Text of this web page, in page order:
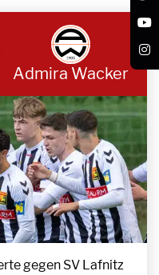
Admira Wacker
gegen SV Lafnitz